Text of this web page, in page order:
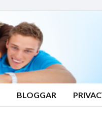
BLOGGAR